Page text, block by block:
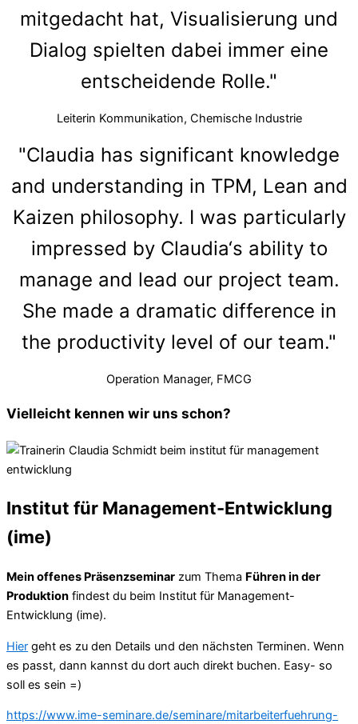
mitgedacht hat, Visualisierung und
Dialog spielten dabei immer eine
entscheidende Rolle."
Leiterin Kommunikation, Chemische Industrie
"Claudia has significant knowledge
and understanding in TPM, Lean and
Kaizen philosophy. I was particularly
impressed by Claudia‘s ability to
manage and lead our project team.
She made a dramatic difference in
the productivity level of our team."
Operation Manager, FMCG
Vielleicht kennen wir uns schon?
Institut für Management-Entwicklung
(ime)
Mein offenes Präsenzseminar zum Thema Führen in der
Produktion findest du beim Institut für Management-
Entwicklung (ime).
Hier geht es zu den Details und den nächsten Terminen. Wenn
es passt, dann kannst du dort auch direkt buchen. Easy- so
soll es sein =)
https://www.ime-seminare.de/seminare/mitarbeiterfuehrung-